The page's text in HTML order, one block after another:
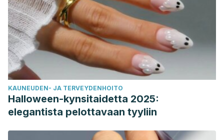
KAUNEUDEN- JA TERVEYDENHOITO
Halloween-kynsitaidetta 2025:
elegantista pelottavaan tyyliin